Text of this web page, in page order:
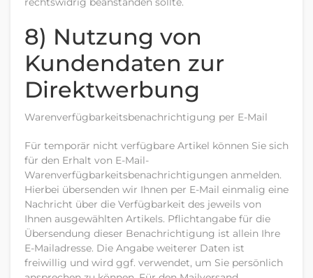
8) Nutzung von
Kundendaten zur
Direktwerbung
Warenverfügbarkeitsbenachrichtigung per E-Mail
Für temporär nicht verfügbare Artikel können Sie sich
für den Erhalt von E-Mail-
Warenverfügbarkeitsbenachrichtigungen anmelden.
Hierbei übersenden wir Ihnen per E-Mail einmalig eine
Nachricht über die Verfügbarkeit des jeweils von
Ihnen ausgewählten Artikels. Pflichtangabe für die
Übersendung dieser Benachrichtigung ist allein Ihre
E-Mailadresse. Die Angabe weiterer Daten ist
freiwillig und wird ggf. verwendet, um Sie persönlich